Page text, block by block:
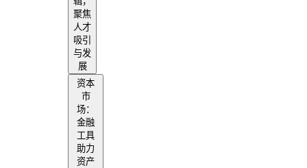
聚焦
人才
吸引
与发
展
资本
市
场：
金融
工具
助力
资产